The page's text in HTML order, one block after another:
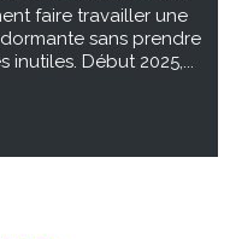
faire travailler une
sans prendre
inutiles. Début 2025,...